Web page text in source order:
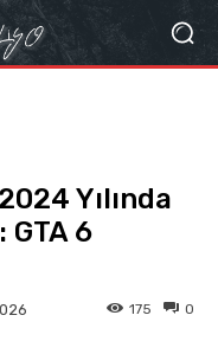
Yılında
6
0
175